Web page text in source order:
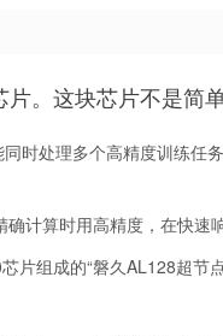
。这块芯片不是简
时处理多个高精度训练
计算时用高精度，在快速
片组成的“磐久AL128超节